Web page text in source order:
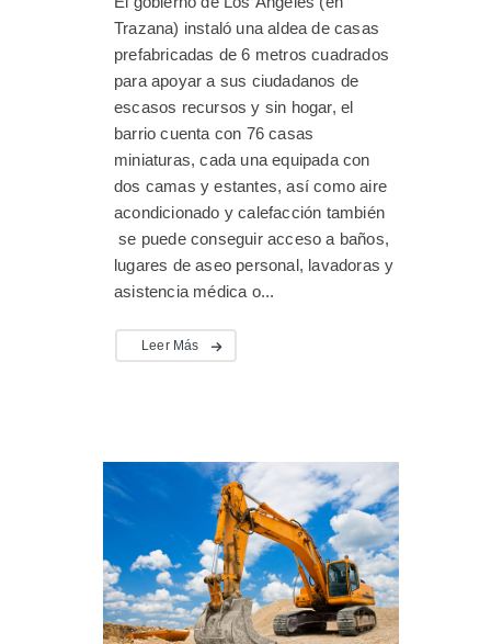
Trazana) instaló una aldea de casas
prefabricadas de 6 metros cuadrados
para apoyar a sus ciudadanos de
escasos recursos y sin hogar, el
barrio cuenta con 76 casas
miniaturas, cada una equipada con
dos camas y estantes, así como aire
acondicionado y calefacción también
se puede conseguir acceso a baños,
lugares de aseo personal, lavadoras y
asistencia médica o...
Leer Más